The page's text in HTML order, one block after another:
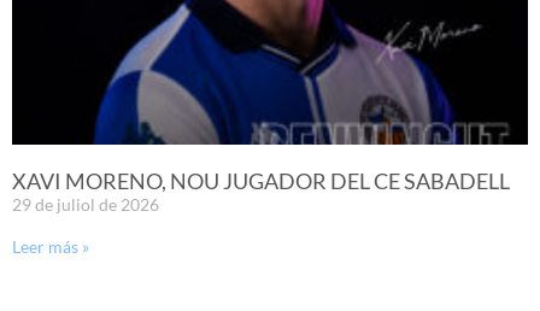
XAVI MORENO, NOU JUGADOR DEL CE SABADELL
29 de juliol de 2026
Leer más »